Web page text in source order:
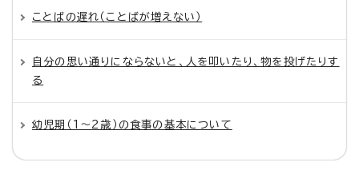
ことばの遅れ（ことばが増えない）
自分の思い通りにならないと、人を叩いたり、物を投げたりす
る
幼児期（1～2歳）の食事の基本について